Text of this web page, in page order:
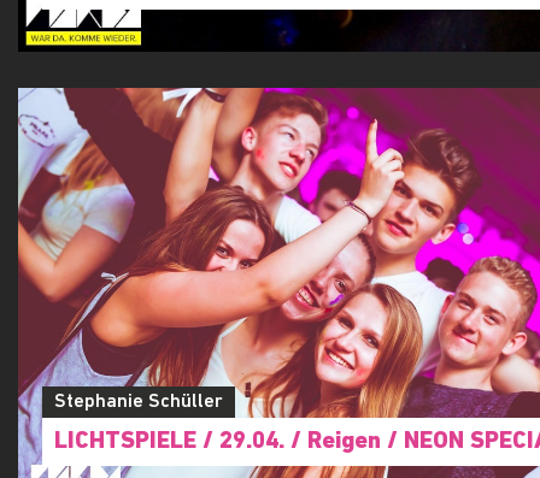
Stephanie Schüller
LICHTSPIELE / 29.04. / Reigen / NEON